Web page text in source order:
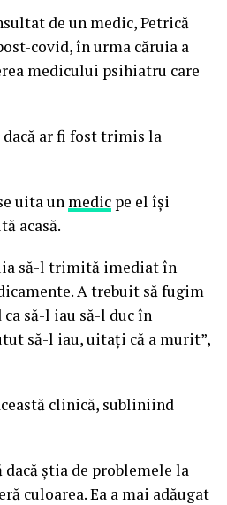
de un medic, Petrică
covid, în urma căruia a
medicului psihiatru care
dacă ar fi fost trimis la
uita un medic pe el își
acasă.
să-l trimită imediat în
A trebuit să fugim
să-l iau să-l duc în
să-l iau, uitați că a murit”,
clinică, subliniind
știa de problemele la
culoarea. Ea a mai adăugat